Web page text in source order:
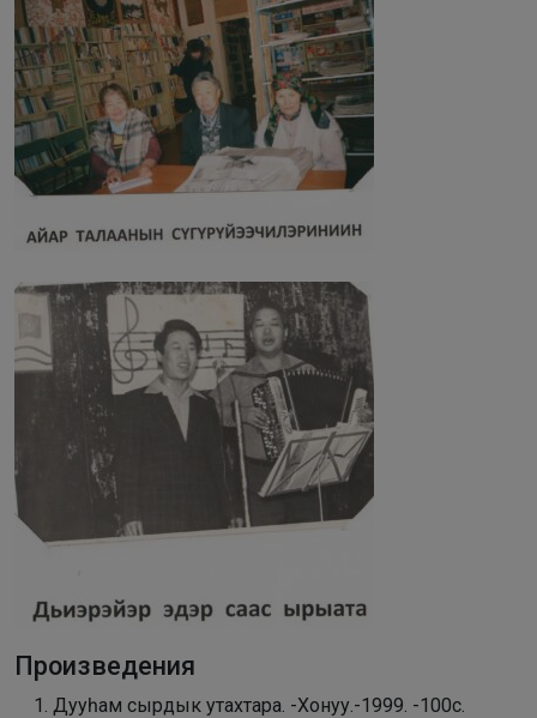
Произведения
Дууһам сырдык утахтара. -Хонуу.-1999. -100с.